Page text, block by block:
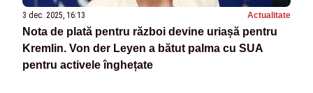
3 dec. 2025, 16:13 Actualitate
Nota de plată pentru război devine uriașă pentru
Kremlin. Von der Leyen a bătut palma cu SUA
pentru activele înghețate